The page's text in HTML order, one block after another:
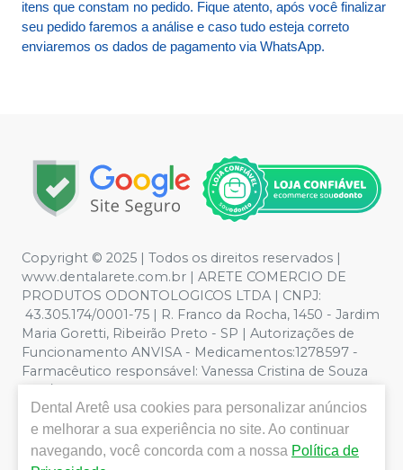
itens que constam no pedido. Fique atento, após você finalizar
seu pedido faremos a análise e caso tudo esteja correto
enviaremos os dados de pagamento via WhatsApp.
Copyright © 2025 | Todos os direitos reservados |
www.dentalarete.com.br | ARETE COMERCIO DE
PRODUTOS ODONTOLOGICOS LTDA | CNPJ:
43.305.174/0001-75 | R. Franco da Rocha, 1450 - Jardim
Maria Goretti, Ribeirão Preto - SP | Autorizações de
Funcionamento ANVISA - Medicamentos:1278597 -
Farmacêutico responsável: Vanessa Cristina de Souza
CRF/SP nº 52627 | Política de Privacidade e Segurança -
Fotos meramente ilustrativas - Os preços e condições
da loja virtual estão sujeitos a alterações. Em caso de
divergência de preços no site, o valor válido é o do
Carrinho de Compra. Não vendemos por atacado, por
Dental Aretê usa cookies para personalizar anúncios
e melhorar a sua experiência no site. Ao continuar
navegando, você concorda com a nossa Política de